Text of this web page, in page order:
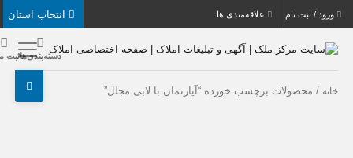
نام علاقه‌مندی ها
دسته‌بندی‌هاثبت ملک
برچسب خورده “آپارتمان با لابی مجلل”